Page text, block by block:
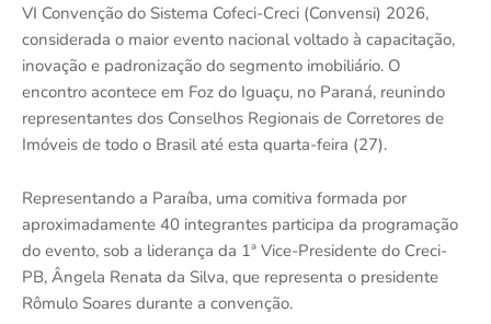
VI Convenção do Sistema Cofeci-Creci (Convensi) 2026,
considerada o maior evento nacional voltado à capacitação,
inovação e padronização do segmento imobiliário. O
encontro acontece em Foz do Iguaçu, no Paraná, reunindo
representantes dos Conselhos Regionais de Corretores de
Imóveis de todo o Brasil até esta quarta-feira (27).
Representando a Paraíba, uma comitiva formada por
aproximadamente 40 integrantes participa da programação
do evento, sob a liderança da 1ª Vice-Presidente do Creci-
PB, Ângela Renata da Silva, que representa o presidente
Rômulo Soares durante a convenção.